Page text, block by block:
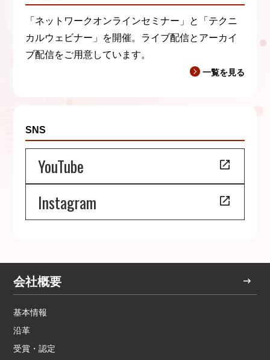
「ネットワークオンラインセミナー」と「テクニ
カルウェビナー」を開催。ライブ配信とアーカイ
ブ配信をご用意しています。
一覧を見る
SNS
YouTube
Instagram
会社概要
基本情報
沿革
受賞・認定